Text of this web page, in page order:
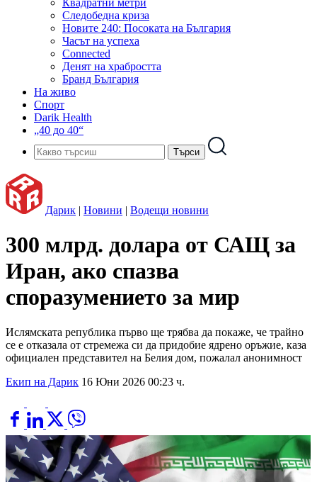
Квадратни метри
Следобедна криза
Новите 240: Посоката на България
Часът на успеха
Connected
Денят на храбростта
Бранд България
На живо
Спорт
Darik Health
„40 до 40“
Дарик | Новини | Водещи новини
300 млрд. долара от САЩ за
Иран, ако спазва
споразумението за мир
Ислямската република първо ще трябва да покаже, че трайно
се е отказала от стремежа си да придобие ядрено оръжие, каза
официален представител на Белия дом, пожалал анонимност
Екип на Дарик 16 Юни 2026 00:23 ч.